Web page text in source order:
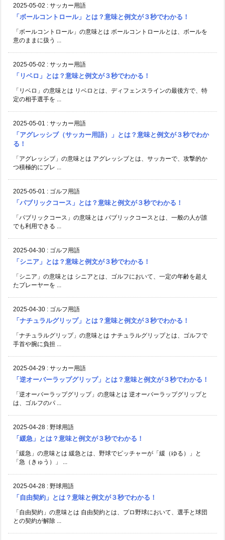
2025-05-02 : サッカー用語
「ボールコントロール」とは？意味と例文が３秒でわかる！
「ボールコントロール」の意味とは ボールコントロールとは、ボールを
意のままに扱う ...
2025-05-02 : サッカー用語
「リベロ」とは？意味と例文が３秒でわかる！
「リベロ」の意味とは リベロとは、ディフェンスラインの最後方で、特
定の相手選手を ...
2025-05-01 : サッカー用語
「アグレッシブ（サッカー用語）」とは？意味と例文が３秒でわか
る！
「アグレッシブ」の意味とは アグレッシブとは、サッカーで、攻撃的か
つ積極的にプレ ...
2025-05-01 : ゴルフ用語
「パブリックコース」とは？意味と例文が３秒でわかる！
「パブリックコース」の意味とは パブリックコースとは、一般の人が誰
でも利用できる ...
2025-04-30 : ゴルフ用語
「シニア」とは？意味と例文が３秒でわかる！
「シニア」の意味とは シニアとは、ゴルフにおいて、一定の年齢を超え
たプレーヤーを ...
2025-04-30 : ゴルフ用語
「ナチュラルグリップ」とは？意味と例文が３秒でわかる！
「ナチュラルグリップ」の意味とは ナチュラルグリップとは、ゴルフで
手首や腕に負担 ...
2025-04-29 : サッカー用語
「逆オーバーラップグリップ」とは？意味と例文が３秒でわかる！
「逆オーバーラップグリップ」の意味とは 逆オーバーラップグリップと
は、ゴルフのパ ...
2025-04-28 : 野球用語
「緩急」とは？意味と例文が３秒でわかる！
「緩急」の意味とは 緩急とは、野球でピッチャーが「緩（ゆる）」と
「急（きゅう）」 ...
2025-04-28 : 野球用語
「自由契約」とは？意味と例文が３秒でわかる！
「自由契約」の意味とは 自由契約とは、プロ野球において、選手と球団
との契約が解除 ...